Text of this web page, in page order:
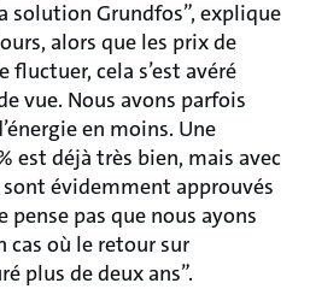
solution Grundfos”, explique
alors que les prix de
fluctuer, cela s’est avéré
vue. Nous avons parfois
en moins. Une
est déjà très bien, mais avec
évidemment approuvés
pense pas que nous ayons
cas où le retour sur
plus de deux ans”.